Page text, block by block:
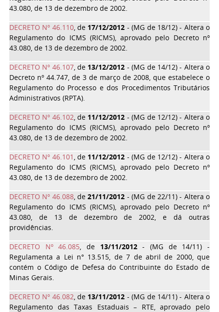
43.080, de 13 de dezembro de 2002.
DECRETO Nº 46.110, de 17/12/2012 - (MG de 18/12) - Altera o
Regulamento do ICMS (RICMS), aprovado pelo Decreto nº
43.080, de 13 de dezembro de 2002.
DECRETO Nº 46.107, de 13/12/2012 - (MG de 14/12) - Altera o
Decreto nº 44.747, de 3 de março de 2008, que estabelece o
Regulamento do Processo e dos Procedimentos Tributários
Administrativos (RPTA).
DECRETO Nº 46.102, de 11/12/2012 - (MG de 12/12) - Altera o
Regulamento do ICMS (RICMS), aprovado pelo Decreto nº
43.080, de 13 de dezembro de 2002.
DECRETO Nº 46.101 , de 11/12/2012 - (MG de 12/12) - Altera o
Regulamento do ICMS (RICMS), aprovado pelo Decreto nº
43.080, de 13 de dezembro de 2002.
DECRETO Nº 46.088, de21/11/2012 - (MG de 22/11) - Altera o
Regulamento do ICMS (RICMS), aprovado pelo Decreto nº
43.080, de 13 de dezembro de 2002, e dá outras
providências.
DECRETO Nº 46.085, de 13/11/2012- (MG de 14/11) -
Regulamenta a Lei n° 13.515, de 7 de abril de 2000, que
contém o Código de Defesa do Contribuinte do Estado de
Minas Gerais.
DECRETO Nº 46.082, de 13/11/2012 - (MG de 14/11) - Altera o
Regulamento das Taxas Estaduais – RTE, aprovado pelo